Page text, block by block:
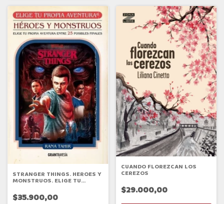
STRANGER THINGS. HEROES Y
MONSTRUOS. ELIGE TU
$35.900,00
CUANDO FLOREZCAN LOS
CEREZOS
$29.000,00